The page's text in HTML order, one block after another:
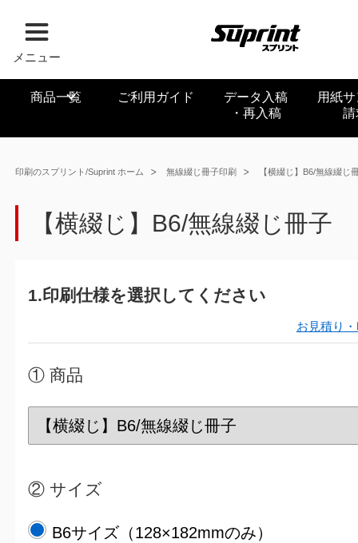
メニュー
商品一覧 ご利用ガイド
データ入稿
・再入稿
用紙
請
印刷のスプリント/Suprint ホーム 無線綴じ冊子印刷 【横綴じ】B6/無線綴じ
【横綴じ】B6/無線綴じ冊子
1.印刷仕様を選択してください
お見積り
① 商品
② サイズ
B6サイズ（128×182mmのみ）